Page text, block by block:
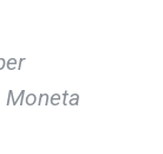
Moneta